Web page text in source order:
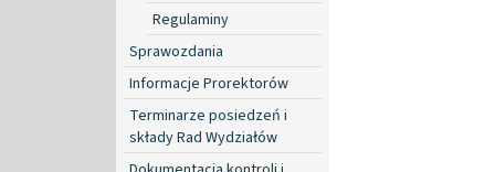
Regulaminy
Sprawozdania
Informacje Prorektorów
Terminarze posiedzeń i
składy Rad Wydziałów